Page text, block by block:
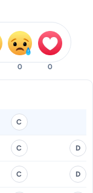
0 0
C
C D
C D